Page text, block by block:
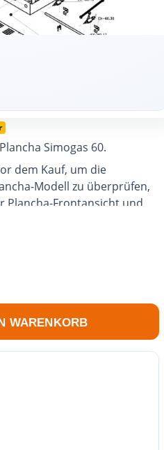
Simogas 60.
dem Kauf, um die
Modell zu überprüfen,
Plancha-Frontansicht und
senden:
das Eingreifen eines
WARENKORB